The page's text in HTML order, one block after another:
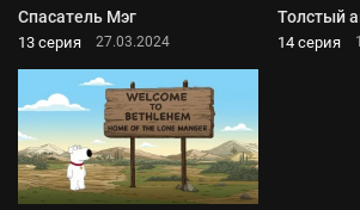
Спасатель Мэг
13 серия 27.03.2024
Толстый
14 серия